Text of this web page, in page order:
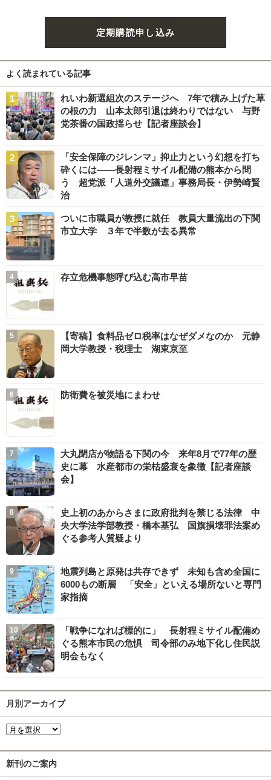
定期購読申し込み
よく読まれている記事
れいわ新選組次のステージへ 7年で積み上げた草
の根の力 山本太郎引退は終わりではない 与野
党茶番の国政揺らせ【記者座談会】
「安全保障のジレンマ」抑止力という幻想を打ち
砕くには――長射程ミサイル配備の熊本から問
う 超党派「人道外交議連」事務局長・伊勢崎賢
治
ついに市職員が教授に就任 教員大量流出の下関
市立大学 ３年で半数が去る異常
存立危機事態呼び込む高市早苗
【寄稿】食料品ゼロ税率はなぜダメなのか 元静
岡大学教授・税理士 湖東京至
防衛費を被災地にまわせ
大丸閉店が物語る下関の今 来年8月で77年の歴
史に幕 水産都市の栄枯盛衰を象徴【記者座談
会】
史上初のあからさまに政府批判を禁じる法律 中
央大学法学部教授・橋本基弘 国旗損壊罪法案め
ぐる参考人質疑より
地震列島と原発は共存できず 未知も含め全国に
6000もの断層 「安全」といえる場所ないと専門
家指摘
「戦争になれば標的に」 長射程ミサイル配備め
ぐる熊本市民の危惧 司令部のみ地下化し住民説
明会もなく
月別アーカイブ
新刊のご案内